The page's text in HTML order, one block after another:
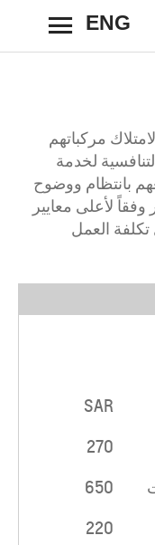
ENG
مركباتهم
لخدمة
بانتظام ووضوح
لأعلى معايير
العمل
SAR
270
650
220